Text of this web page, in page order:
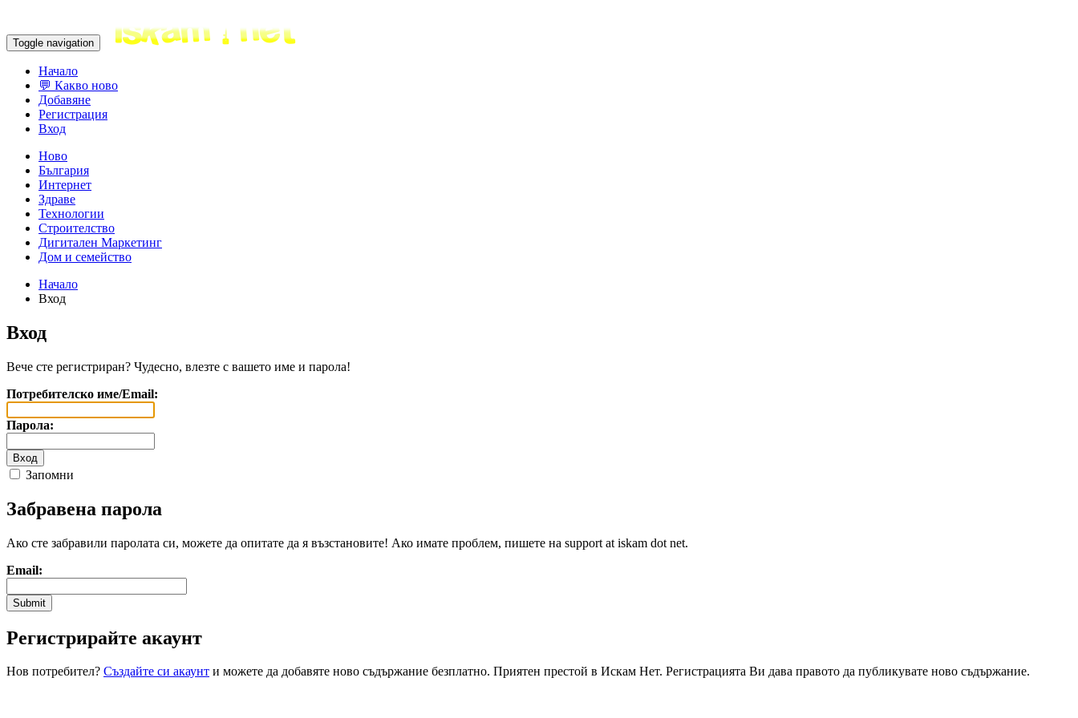
Toggle navigation
Начало
💬 Какво ново
Добавяне
Регистрация
Вход
Ново
България
Интернет
Здраве
Технологии
Строителство
Дигитален Маркетинг
Дом и семейство
Начало
Вход
Вход
Вече сте регистриран? Чудесно, влезте с вашето име и парола!
Потребителско име/Email:
Парола:
Запомни
Забравена парола
Ако сте забравили паролата си, можете да опитате да я възстановите! Ако имате проблем, пишете на support at iskam dot net.
Email:
Регистрирайте акаунт
Нов потребител? Създайте си акаунт и можете да добавяте ново съдържание безплатно. Приятен престой в Искам Нет. Регистрацията Ви дава правото да публикувате ново съдържание.